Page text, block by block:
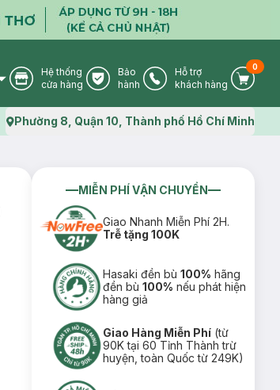
Store Icon
Hệ thống
cửa hàng
Warranty Icon
Bảo
hành
Phone Icon
Hỗ trợ
khách hàng
Cart
0
Map icon
Phường 8, Quận 10, Thành phố Hồ Chí Minh
MIỄN PHÍ VẬN CHUYỂN
Giao Nhanh Miễn Phí 2H.
Trễ tặng 100K
Hasaki đền bù100% hãng
đền bù100% nếu phát hiện
hàng giả
Giao Hàng Miễn Phí (từ
90K tại 60 Tỉnh Thành trừ
huyện, toàn Quốc từ 249K)